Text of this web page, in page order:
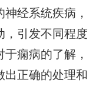
经系统疾病，
，引发不同程度
痫病的了解，
出正确的处理和